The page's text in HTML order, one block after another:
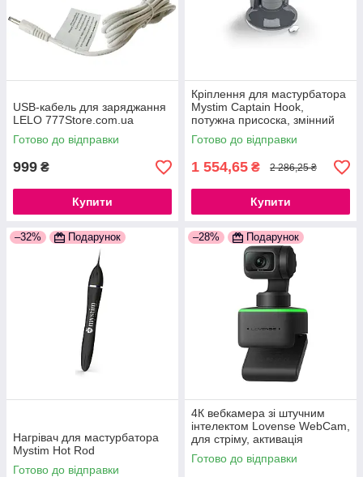
USB-кабель для заряджання
LELO 777Store.com.ua
Готово до відправки
999 ₴
Купити
Кріплення для мастурбатора
Mystim Captain Hook,
потужна присоска, змінний
кут нахилу 777Store.com.ua
Готово до відправки
1 554,65 ₴ 2 286,25 ₴
Купити
–32% Подарунок
Нагрівач для мастурбатора
Mystim Hot Rod
Готово до відправки
–28% Подарунок
4К вебкамера зі штучним
інтелектом Lovense WebCam,
для стріму, активація
чайовими 777store.com.ua
Готово до відправки